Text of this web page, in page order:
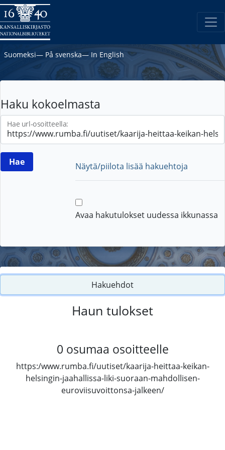
Suomeksi― På svenska― In English
Haku kokoelmasta
Hae url-osoitteella:
Näytä/piilota lisää hakuehtoja
Avaa hakutulokset uudessa ikkunassa
Hakuehdot
Haun tulokset
0 osumaa osoitteelle
https:/www.rumba.fi/uutiset/kaarija-heittaa-keikan-
helsingin-jaahallissa-liki-suoraan-mahdollisen-
euroviisuvoittonsa-jalkeen/